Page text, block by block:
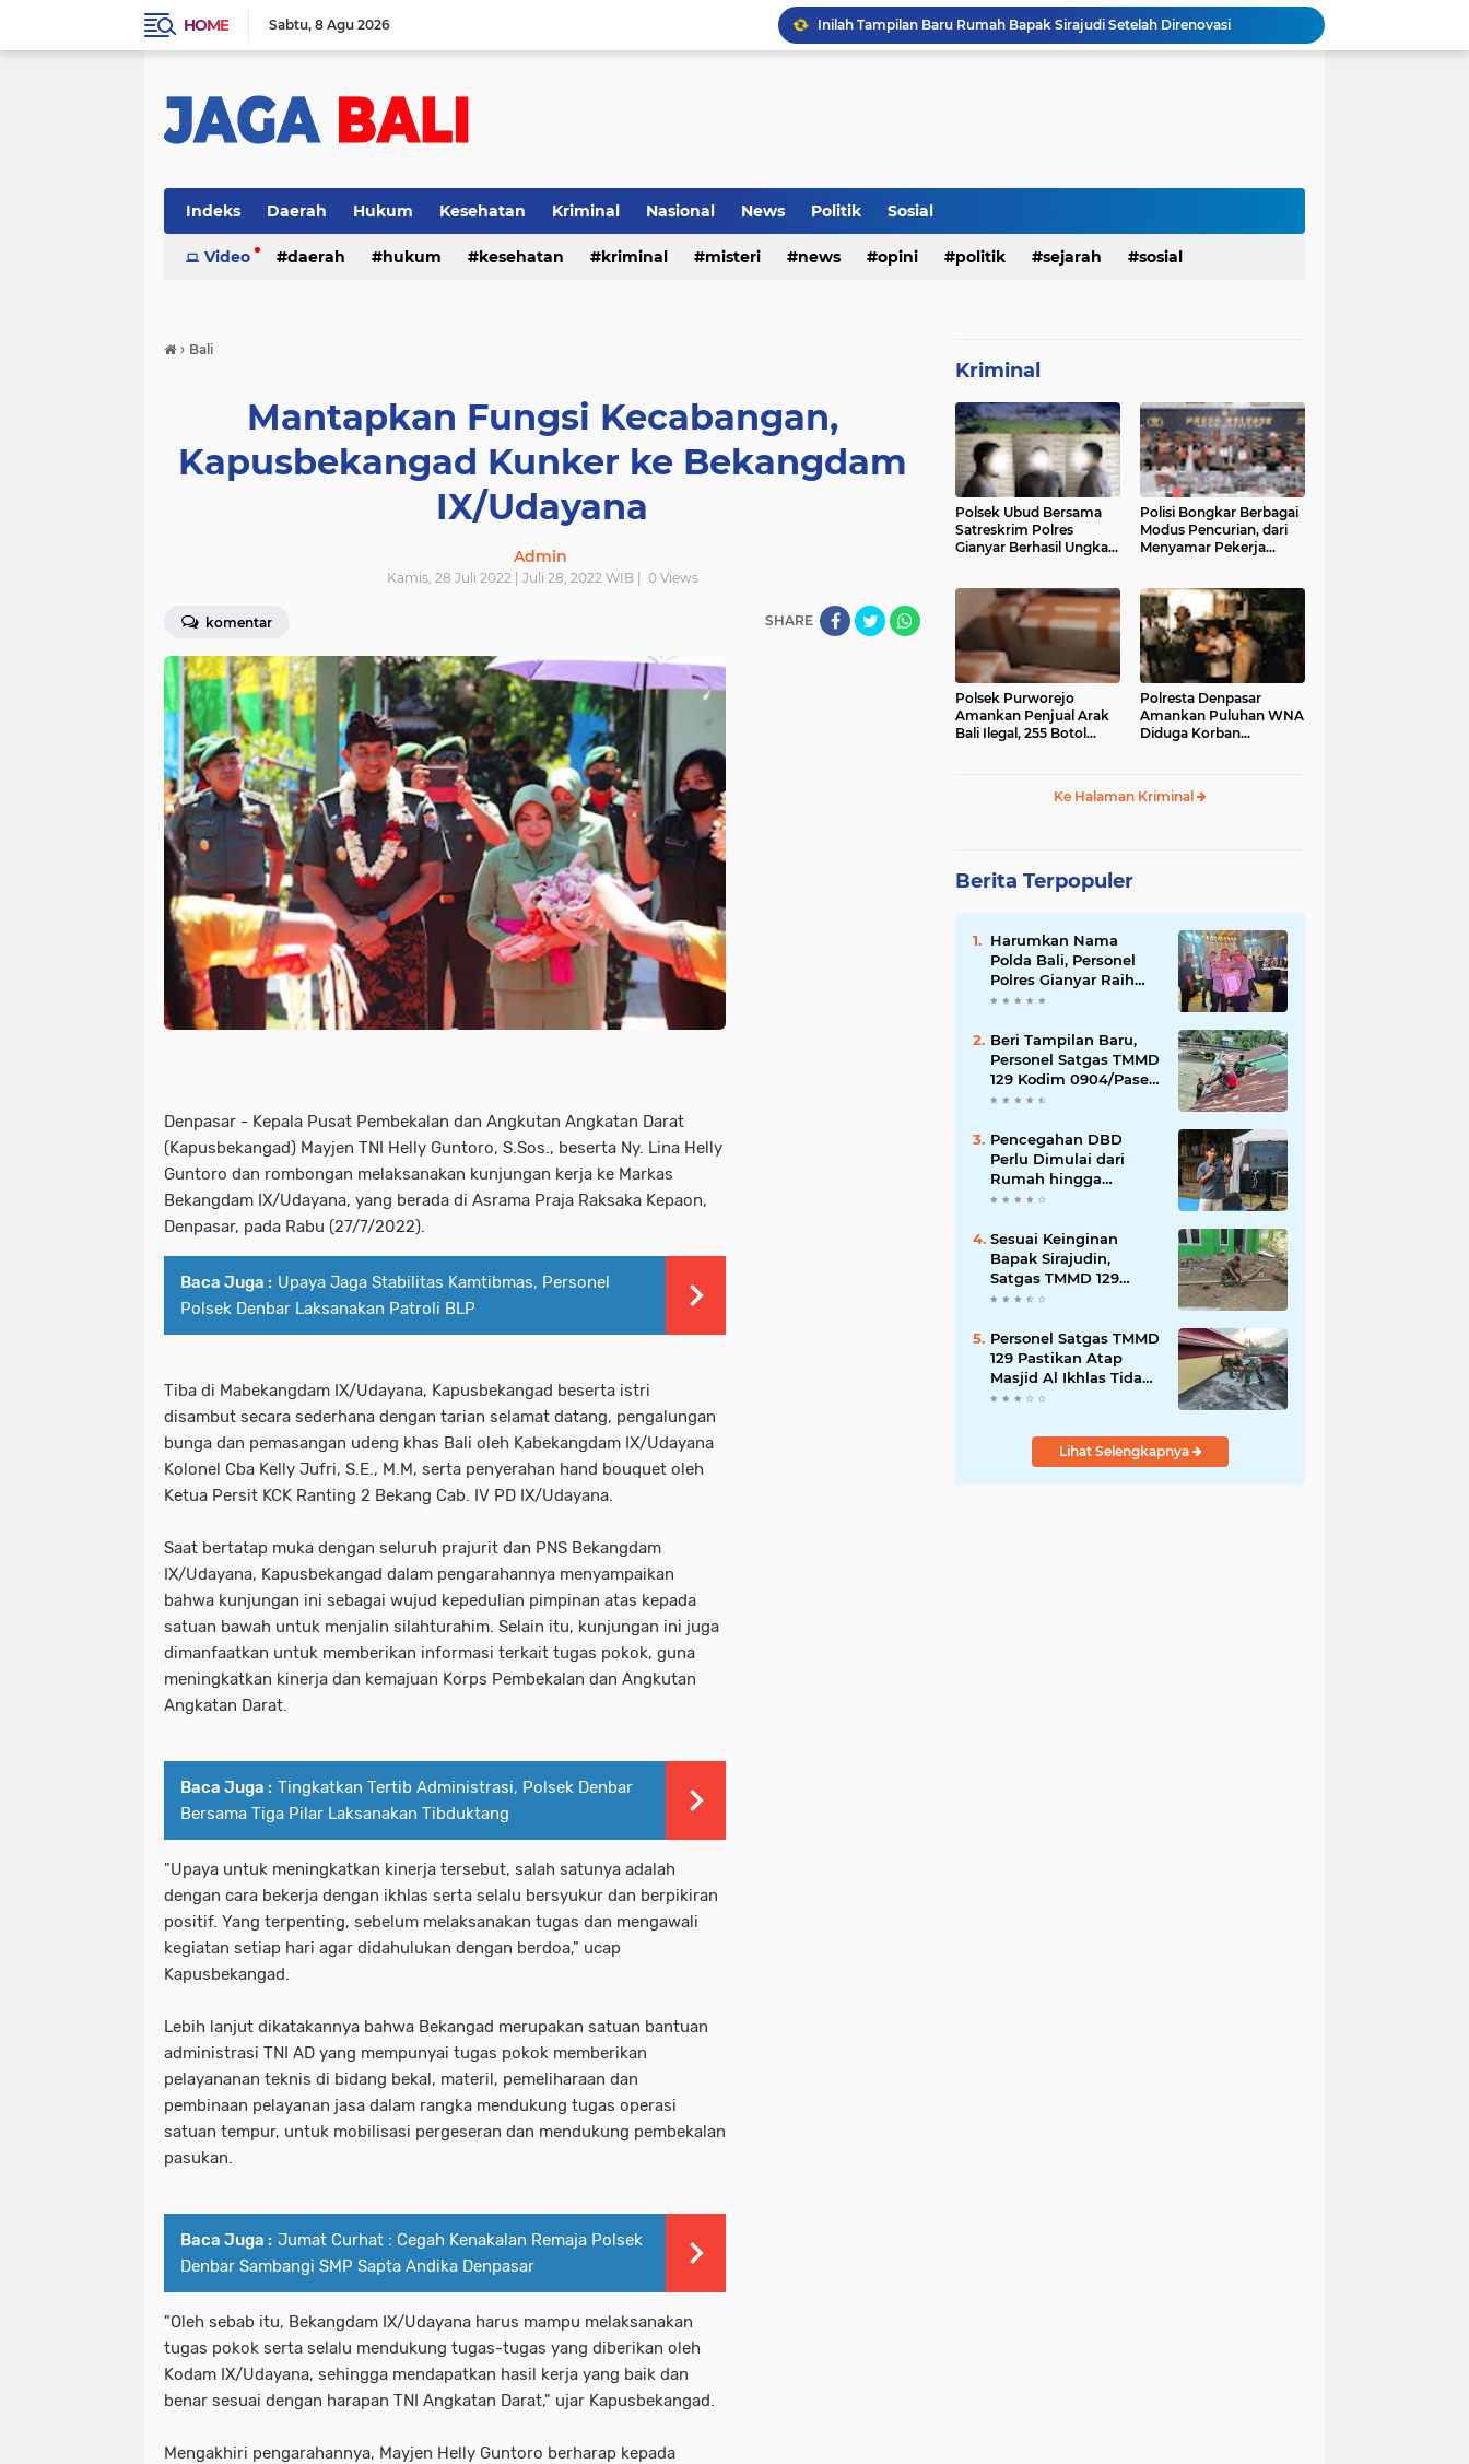
HOME Sabtu 8 Agu 2026
Inilah Tampilan Baru Rumah Bapak Sirajudi Setelah Direnovasi
Personel Satgas TMMD 129 Kodim 0904/Paser Bongkar Rumah milik Bapak Harim
Babinsa Hadir di Posyandu Cenderawasih, Wujud Sinergi TNI Dukung Kesehatan Masyarakat
Indeks Daerah Hukum Kesehatan Kriminal Nasional News Politik Sosial
Video daerah hukum kesehatan kriminal misteri news opini politik sejarah sosial
› Bali
Mantapkan Fungsi Kecabangan,
Kapusbekangad Kunker ke Bekangdam
IX/Udayana
Admin
Kamis, 28 Juli 2022 | Juli 28, 2022 WIB | 0Views
komentar SHARE
Denpasar - Kepala Pusat Pembekalan dan Angkutan Angkatan Darat
(Kapusbekangad) Mayjen TNI Helly Guntoro, S.Sos., beserta Ny. Lina Helly
Guntoro dan rombongan melaksanakan kunjungan kerja ke Markas
Bekangdam IX/Udayana, yang berada di Asrama Praja Raksaka Kepaon,
Denpasar, pada Rabu (27/7/2022).
Baca Juga : Upaya Jaga Stabilitas Kamtibmas, Personel
Polsek Denbar Laksanakan Patroli BLP
Tiba di Mabekangdam IX/Udayana, Kapusbekangad beserta istri
disambut secara sederhana dengan tarian selamat datang, pengalungan
bunga dan pemasangan udeng khas Bali oleh Kabekangdam IX/Udayana
Kolonel Cba Kelly Jufri, S.E., M.M, serta penyerahan hand bouquet oleh
Ketua Persit KCK Ranting 2 Bekang Cab. IV PD IX/Udayana.
Saat bertatap muka dengan seluruh prajurit dan PNS Bekangdam
IX/Udayana, Kapusbekangad dalam pengarahannya menyampaikan
bahwa kunjungan ini sebagai wujud kepedulian pimpinan atas kepada
satuan bawah untuk menjalin silahturahim. Selain itu, kunjungan ini juga
dimanfaatkan untuk memberikan informasi terkait tugas pokok, guna
meningkatkan kinerja dan kemajuan Korps Pembekalan dan Angkutan
Angkatan Darat.
Baca Juga : Tingkatkan Tertib Administrasi, Polsek Denbar
Bersama Tiga Pilar Laksanakan Tibduktang
"Upaya untuk meningkatkan kinerja tersebut, salah satunya adalah
dengan cara bekerja dengan ikhlas serta selalu bersyukur dan berpikiran
positif. Yang terpenting, sebelum melaksanakan tugas dan mengawali
kegiatan setiap hari agar didahulukan dengan berdoa," ucap
Kapusbekangad.
Lebih lanjut dikatakannya bahwa Bekangad merupakan satuan bantuan
administrasi TNI AD yang mempunyai tugas pokok memberikan
pelayananan teknis di bidang bekal, materil, pemeliharaan dan
pembinaan pelayanan jasa dalam rangka mendukung tugas operasi
satuan tempur, untuk mobilisasi pergeseran dan mendukung pembekalan
pasukan.
Baca Juga : Jumat Curhat : Cegah Kenakalan Remaja Polsek
Denbar Sambangi SMP Sapta Andika Denpasar
"Oleh sebab itu, Bekangdam IX/Udayana harus mampu melaksanakan
tugas pokok serta selalu mendukung tugas-tugas yang diberikan oleh
Kodam IX/Udayana, sehingga mendapatkan hasil kerja yang baik dan
benar sesuai dengan harapan TNI Angkatan Darat," ujar Kapusbekangad.
Mengakhiri pengarahannya, Mayjen Helly Guntoro berharap kepada
Kriminal
Polsek Ubud Bersama
Satreskrim Polres
Gianyar Berhasil Ungkap
Polisi Bongkar Berbagai
Modus Pencurian, dari
Menyamar Pekerja
Polsek Purworejo
Amankan Penjual Arak
Bali Ilegal, 255 Botol
Polresta Denpasar
Amankan Puluhan WNA
Diduga Korban
Ke Halaman Kriminal
Berita Terpopuler
Harumkan Nama
Polda Bali, Personel
Polres Gianyar Raih
Penghargaan
Beri Tampilan Baru,
Personel Satgas TMMD
129 Kodim 0904/Paser
Cat Atap Rumah
Pencegahan DBD
Perlu Dimulai dari
Rumah hingga
Lingkungan Sekolah
Sesuai Keinginan
Bapak Sirajudin,
Satgas TMMD 129
Ubah Tampilan
Personel Satgas TMMD
129 Pastikan Atap
Masjid Al Ikhlas Tidak
Bocor Lagi
Lihat Selengkapnya